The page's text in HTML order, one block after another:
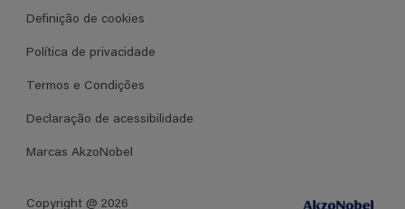
Definição de cookies
Política de privacidade
Termos e Condições
Declaração de acessibilidade
Marcas AkzoNobel
Copyright @ 2026